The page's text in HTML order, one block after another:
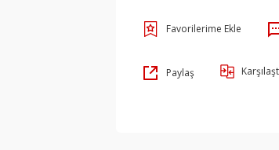
Paylaş